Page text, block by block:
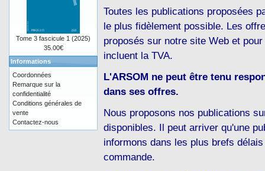
Toutes les publications proposées
le plus fidèlement possible. Les
proposés sur notre site Web et
incluent la TVA.
L'ARSOM ne peut être tenu
dans ses offres.
Nous proposons nos publications
disponibles. Il peut arriver qu'une
informons dans les plus brefs
commande.
Tome 3 fascicule 1 (2025)
35.00€
Informations
Coordonnées
Remarque sur la
confidentialité
Conditions générales de
vente
Contactez-nous